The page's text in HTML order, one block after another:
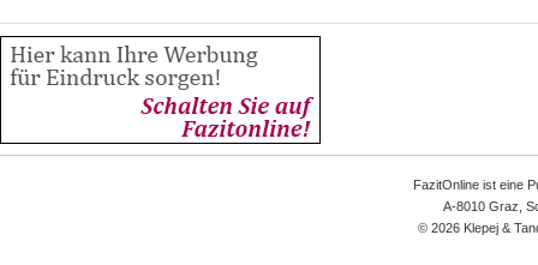
FazitOnline ist eine
A-8010 Graz,
© 2026 Klepej &